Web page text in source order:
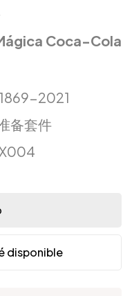
Coca-Cola
2021
备套件
disponible